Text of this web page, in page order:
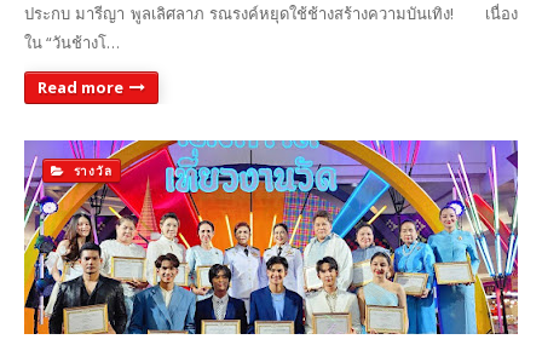
ประกบ มารีญา พูลเลิศลาภ รณรงค์หยุดใช้ช้างสร้างความบันเทิง! เนื่อง
ใน “วันช้างโ…
Read more
รางวัล